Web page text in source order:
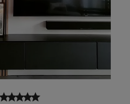
starstarstarstar